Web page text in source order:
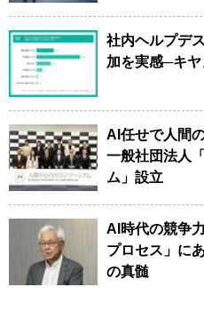
社内ヘルプデ
加を実感─キ
AI任せで人間
一般社団法人
ム」設立
AI時代の競争
プロセス」に
の真髄